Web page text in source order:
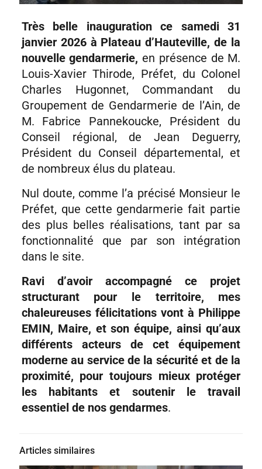
Très belle inauguration ce samedi 31
janvier 2026 à Plateau d’Hauteville, de la
nouvelle gendarmerie, en présence de M.
Louis-Xavier Thirode, Préfet, du Colonel
Charles Hugonnet, Commandant du
Groupement de Gendarmerie de l’Ain, de
M. Fabrice Pannekoucke, Président du
Conseil régional, de Jean Deguerry,
Président du Conseil départemental, et
de nombreux élus du plateau.
Nul doute, comme l’a précisé Monsieur le
Préfet, que cette gendarmerie fait partie
des plus belles réalisations, tant par sa
fonctionnalité que par son intégration
dans le site.
Ravi d’avoir accompagné ce projet
structurant pour le territoire, mes
chaleureuses félicitations vont à Philippe
EMIN, Maire, et son équipe, ainsi qu’aux
différents acteurs de cet équipement
moderne au service de la sécurité et de la
proximité, pour toujours mieux protéger
les habitants et soutenir le travail
essentiel de nos gendarmes.
Articles similaires